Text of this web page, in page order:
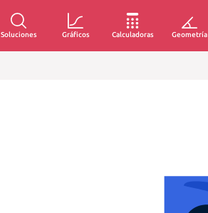
Soluciones Gráficos Calculadoras Geometría